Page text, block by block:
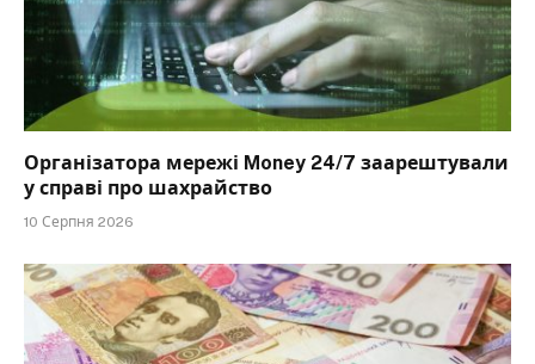
Організатора мережі Money 24/7 заарештували
у справі про шахрайство
10 Серпня 2026